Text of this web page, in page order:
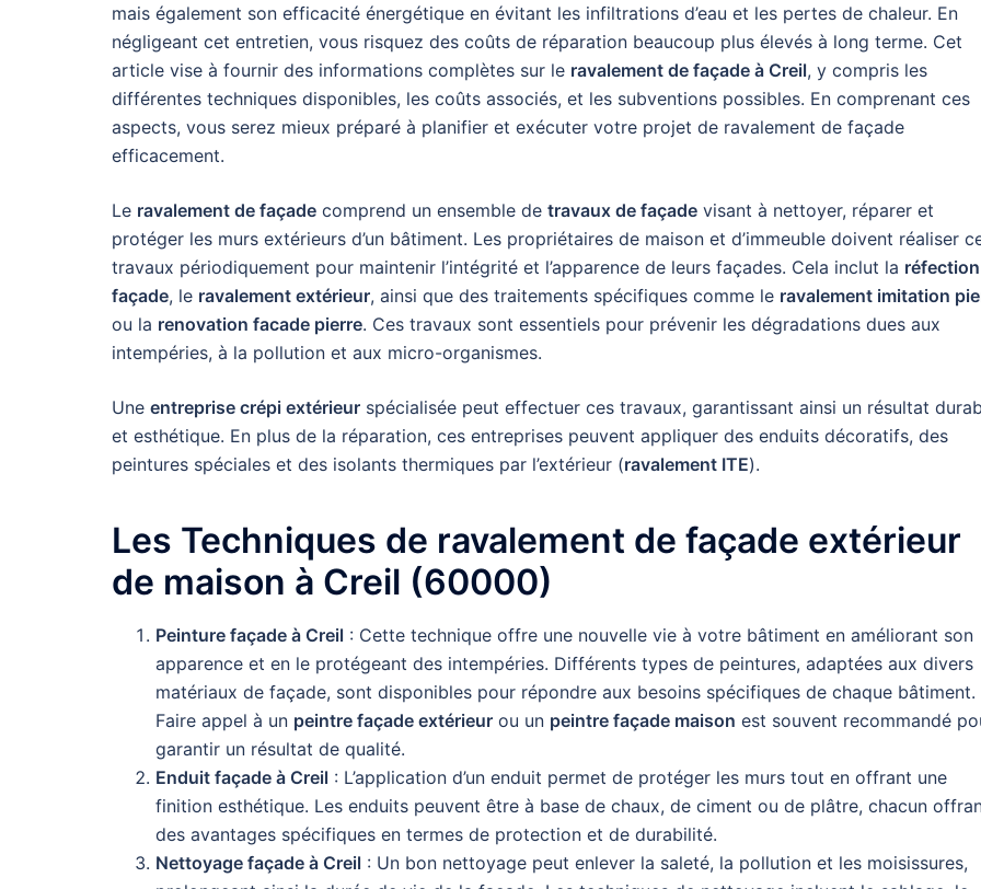
mais également son efficacité énergétique en évitant les infiltrations d’eau et les pertes de chaleur. En
négligeant cet entretien, vous risquez des coûts de réparation beaucoup plus élevés à long terme. Cet
article vise à fournir des informations complètes sur le ravalement de façade à Creil, y compris les
différentes techniques disponibles, les coûts associés, et les subventions possibles. En comprenant ces
aspects, vous serez mieux préparé à planifier et exécuter votre projet de ravalement de façade
efficacement.
Le ravalement de façade comprend un ensemble de travaux de façade visant à nettoyer, réparer et
protéger les murs extérieurs d’un bâtiment. Les propriétaires de maison et d’immeuble doivent réaliser
travaux périodiquement pour maintenir l’intégrité et l’apparence de leurs façades. Cela inclut la réfection
façade, le ravalement extérieur, ainsi que des traitements spécifiques comme le ravalement imitation
ou la renovation facade pierre. Ces travaux sont essentiels pour prévenir les dégradations dues aux
intempéries, à la pollution et aux micro-organismes.
Une entreprise crépi extérieur spécialisée peut effectuer ces travaux, garantissant ainsi un résultat
et esthétique. En plus de la réparation, ces entreprises peuvent appliquer des enduits décoratifs, des
peintures spéciales et des isolants thermiques par l’extérieur (ravalement ITE).
Les Techniques de ravalement de façade extérieur
de maison à Creil (60000)
Peinture façade à Creil : Cette technique offre une nouvelle vie à votre bâtiment en améliorant son
apparence et en le protégeant des intempéries. Différents types de peintures, adaptées aux divers
matériaux de façade, sont disponibles pour répondre aux besoins spécifiques de chaque bâtiment.
Faire appel à un peintre façade extérieur ou un peintre façade maison est souvent recommandé
garantir un résultat de qualité.
Enduit façade à Creil : L’application d’un enduit permet de protéger les murs tout en offrant une
finition esthétique. Les enduits peuvent être à base de chaux, de ciment ou de plâtre, chacun
des avantages spécifiques en termes de protection et de durabilité.
Nettoyage façade à Creil : Un bon nettoyage peut enlever la saleté, la pollution et les moisissures,